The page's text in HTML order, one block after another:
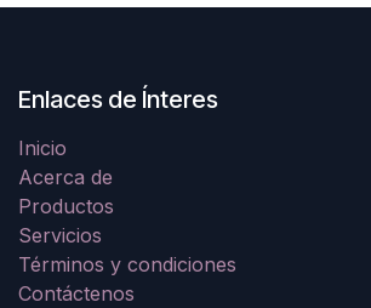
Enlaces de Ínteres
Inicio
Acerca de
Productos
Servicios
Términos y condiciones
Contáctenos